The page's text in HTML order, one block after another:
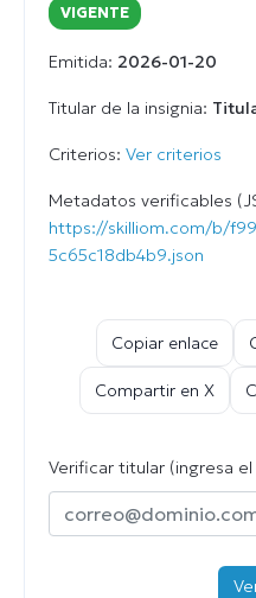
VIGENTE
Emitida: 2026-01-20
Titular de la insignia:
Criterios: Ver criterios
Metadatos verificables
https://skilliom.com/b/
5c65c18db4b9.json
Copiar enlace
Compartir en X
Verificar titular (ingresa